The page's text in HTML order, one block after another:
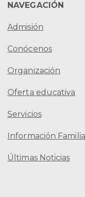
NAVEGACIÓN
Admisión
Conócenos
Organización
Oferta educativa
Servicios
Información
Últimas Noticias